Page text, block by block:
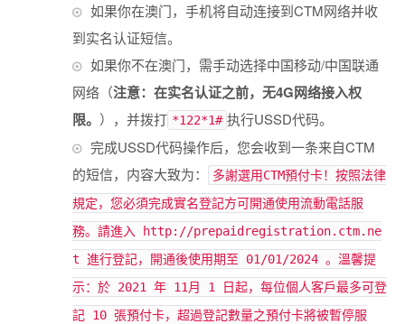
如果你在澳门，手机将自动连接到CTM网络并收
到实名认证短信。
如果你不在澳门，需手动选择中国移动/中国联通
网络（注意：在实名认证之前，无4G网络接入权
限。 ），并拨打 *122*1# 执行USSD代码。
完成USSD代码操作后，您会收到一条来自CTM
的短信，内容大致为：
多謝選用CTM預付卡！按照法律
規定，您必須完成實名登記方可開通使用流動電話服
務。請進入 http://prepaidregistration.ctm.ne
t 進行登記，開通後使用期至 01/01/2024 。溫馨提
示：於 2021 年 11月 1 日起，每位個人客戶最多可登
記 10 張預付卡，超過登記數量之預付卡將被暫停服